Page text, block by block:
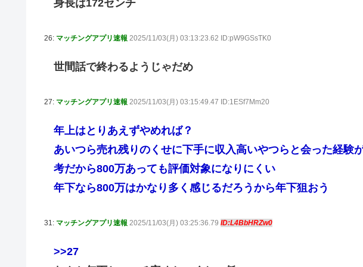
身長は172センチ
26: マッチングアプリ速報 2025/11/03(月) 03:13:23.62 ID:pW9GSsTK0
世間話で終わるようじゃだめ
27: マッチングアプリ速報 2025/11/03(月) 03:15:49.47 ID:1ESf7Mm20
年上はとりあえずやめれば？
あいつら売れ残りのくせに下手に収入高いやつらと会った経験
考だから800万あっても評価対象になりにくい
年下なら800万はかなり多く感じるだろうから年下狙おう
31: マッチングアプリ速報 2025/11/03(月) 03:25:36.79 ID:L4BbHRZw0
>>27